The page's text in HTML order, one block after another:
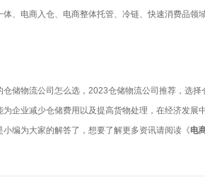
、电商入仓、电商整体托管、冷链、快速消费品领
物流公司怎么选，2023仓储物流公司推荐，选择
为企业减少仓储费用以及提高货物处理，在经济发展
编为大家的解答了，想要了解更多资讯请阅读《电